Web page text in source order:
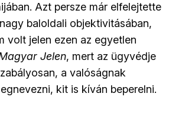
Azt persze már elfelejtette
baloldali objektivitásában,
volt jelen ezen az egyetlen
Jelen, mert az ügyvédje
a valóságnak
kit is kíván beperelni.